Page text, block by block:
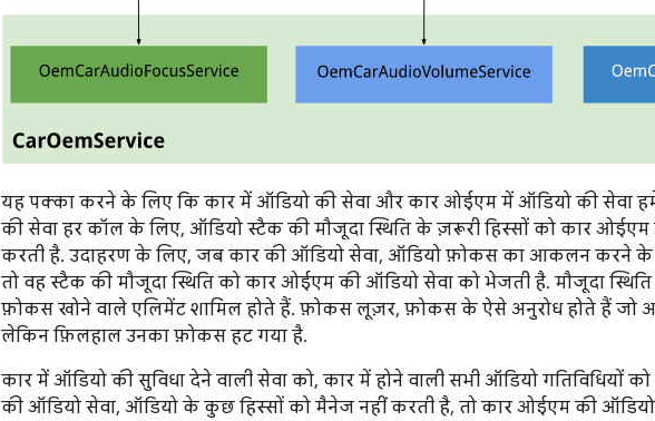
यह पक्का करने के लिए कि कार में ऑडियो की सेवा और कार ओईएम में ऑडियो की सेवा
की सेवा हर कॉल के लिए, ऑडियो स्टैक की मौजूदा स्थिति के ज़रूरी हिस्सों को कार
करती है. उदाहरण के लिए, जब कार की ऑडियो सेवा, ऑडियो फ़ोकस का आकलन करने के
तो वह स्टैक की मौजूदा स्थिति को कार ओईएम की ऑडियो सेवा को भेजती है. मौजूदा
फ़ोकस खोने वाले एलिमेंट शामिल होते हैं. फ़ोकस लूज़र, फ़ोकस के ऐसे अनुरोध होते हैं जो
लेकिन फ़िलहाल उनका फ़ोकस हट गया है.
कार में ऑडियो की सुविधा देने वाली सेवा को, कार में होने वाली सभी ऑडियो गतिविधियों
की ऑडियो सेवा, ऑडियो के कुछ हिस्सों को मैनेज नहीं करती है, तो कार ओईएम की ऑडियो